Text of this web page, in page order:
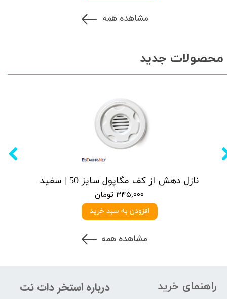
مشاهده همه
نازل دهش از کف مگاپول سایز 50 | سفید
۳۴۵,۰۰۰ تومان
افزودن به سبد خرید
محصولات جدید
مشاهده همه
راهنمای خرید درباره استخر دات نت